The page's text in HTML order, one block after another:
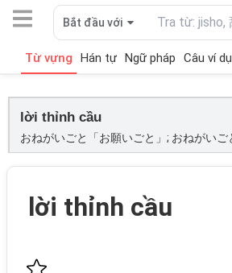
Bắt đầu với
Từ vựng Hán tự Ngữ pháp Câu ví dụ
lời thỉnh cầu
lời thỉnh cầu